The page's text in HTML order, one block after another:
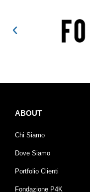
ABOUT
Chi Siamo
Dove Siamo
Portfolio Clienti
Fondazione P4K